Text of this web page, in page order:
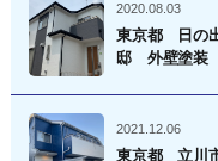
2020.08.03
東京都 日の
邸 外壁塗
2021.12.06
東京都 立川